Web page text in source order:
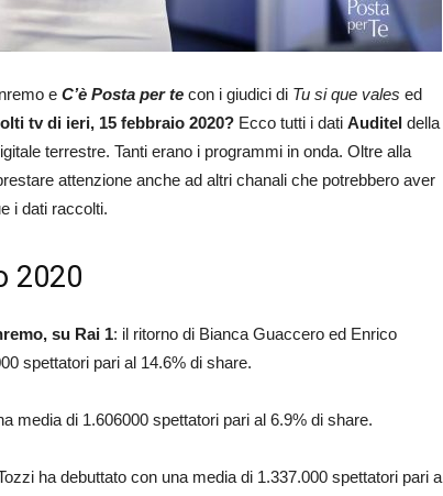
e C’è Posta per te con i giudici di Tu si que vales ed
tv di ieri, 15 febbraio 2020? Ecco tutti i dati Auditel della
terrestre. Tanti erano i programmi in onda. Oltre alla
attenzione anche ad altri chanali che potrebbero aver
i dati raccolti.
2020
su Rai 1: il ritorno di Bianca Guaccero ed Enrico
spettatori pari al 14.6% di share.
media di 1.606000 spettatori pari al 6.9% di share.
ha debuttato con una media di 1.337.000 spettatori pari a